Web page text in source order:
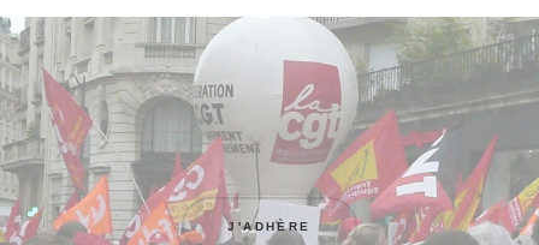
J'ADHÈRE